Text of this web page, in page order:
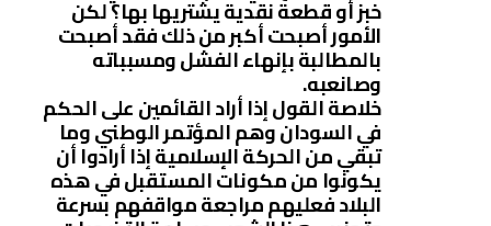
خبز أو قطعة نقدية يشتريها بها؟ لكن
الأمور أصبحت أكبر من ذلك فقد أصبحت
بالمطالبة بإنهاء الفشل ومسبباته
وصانعبه.
خلاصة القول إذا أراد القائمين على الحكم
في السودان وهم المؤتمر الوطني وما
تبقي من الحركة الإسلامية إذا أرادوا أن
يكونوا من مكونات المستقبل في هذه
البلاد فعليهم مراجعة مواقفهم بسرعة